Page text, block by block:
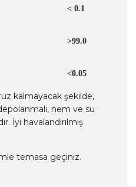
< 0.1
>99.0
<0.05
kalmayacak şekilde,
nem ve su
İyi havalandırılmış
temasa geçiniz.